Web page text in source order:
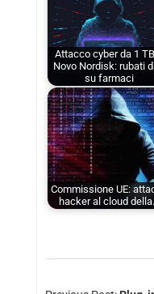
Attacco cyber da 1
Novo Nordisk: rubati
su farmaci
Commissione UE:
hacker al cloud